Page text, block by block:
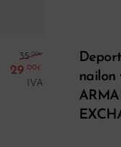
35 .00€ El precio
29 .00 €
El precio
IVA
nailon